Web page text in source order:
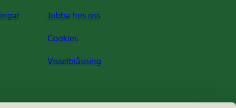
Jobba hos oss
Cookies
Visselblåsning